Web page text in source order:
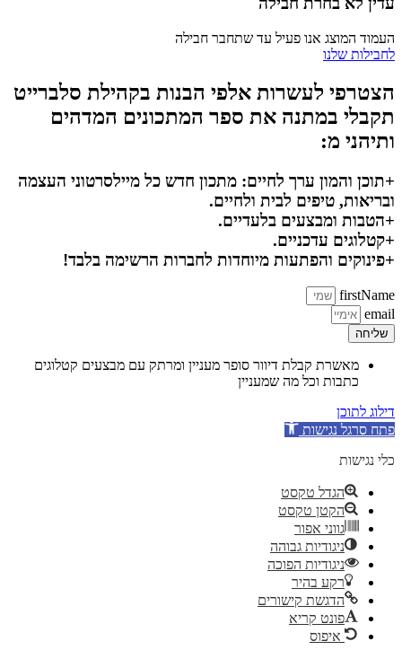
העמוד המוצג אנו פעיל עד שתחבר חבילה
לחבילות שלנו
הצטרפי לעשרות אלפי הבנות בקהילת סלברייט
תקבלי במתנה את ספר המתכונים המדהים
ותיהני מ:
+תוכן והמון ערך לחיים: מתכון חדש כל מיילסרטוני העצמה
ובריאות, טיפים לבית ולחיים.
+הטבות ומבצעים בלעדיים.
+קטלוגים עדכניים.
+פינוקים והפתעות מיוחדות לחברות הרשימה בלבד!
firstName
email
שליחה
מאשרת קבלת דיוור סופר מעניין ומרתק עם מבצעים קטלוגים
כתבות וכל מה שמעניין
דילוג לתוכן
פתח סרגל נגישות
כלי נגישות
הגדל טקסט
הקטן טקסט
גווני אפור
ניגודיות גבוהה
ניגודיות הפוכה
רקע בהיר
הדגשת קישורים
פונט קריא
איפוס